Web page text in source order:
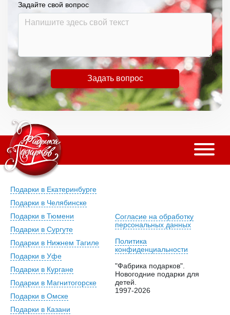
Задайте свой вопрос
Задать вопрос
Подарки в Екатеринбурге
Подарки в Челябинске
Подарки в Тюмени
Подарки в Сургуте
Подарки в Нижнем Тагиле
Подарки в Уфе
Подарки в Кургане
Подарки в Магнитогорске
Подарки в Омске
Подарки в Казани
Согласие на обработку
персональных данных
Политика
конфиденциальности
"Фабрика подарков".
Новогодние подарки для
детей.
1997-2026